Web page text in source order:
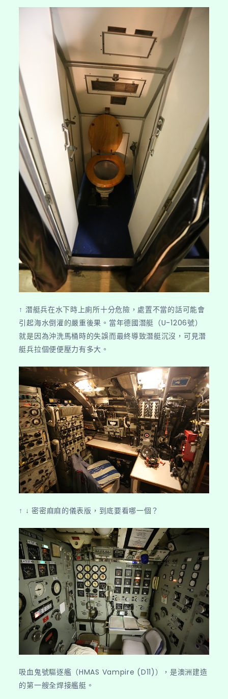
↑ 潛艇兵在水下時上廁所十分危險，處置不當的話可能會
引起海水倒灌的嚴重後果。當年德國潛艇（U-1206號）
就是因為沖洗馬桶時的失誤而最終導致潛艇沉沒，可見潛
艇兵拉個便便壓力有多大。
↑ ↓ 密密麻麻的儀表版，到底要看哪一個？
吸血鬼號驅逐艦（HMAS Vampire (D11)），是澳洲建造
的第一艘全焊接艦艇。